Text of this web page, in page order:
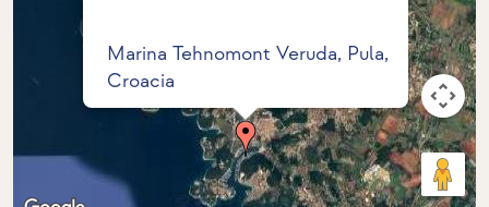
Marina Tehnomont Veruda, Pula,
Croacia